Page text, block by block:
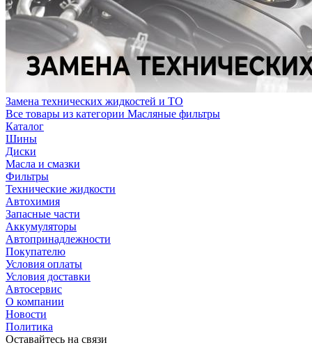
Замена технических жидкостей и ТО
Все товары из категории Масляные фильтры
Каталог
Шины
Диски
Масла и смазки
Фильтры
Технические жидкости
Автохимия
Запасные части
Аккумуляторы
Автопринадлежности
Покупателю
Условия оплаты
Условия доставки
Автосервис
О компании
Новости
Политика
Оставайтесь на связи